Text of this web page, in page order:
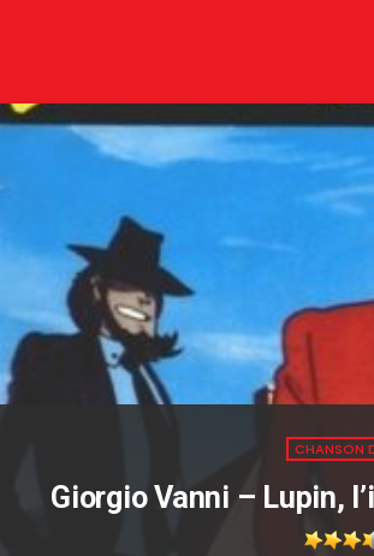
CHANSON
Giorgio Vanni – Lupin,